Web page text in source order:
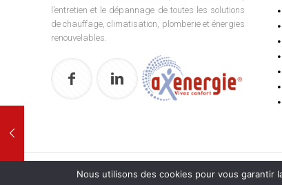
l’entretien et le dépannage de toutes les solutions
de chauffage, climatisation, plomberie et énergies
renouvelables.
© 2021 TTEC - Espace Eco Energie - Tous droits réservés |
Nous utilisons des cookies pour vous